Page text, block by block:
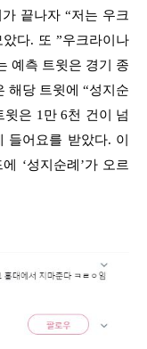
끝나자 “저는 우크
다. 또 ”우크라이나
예측 트윗은 경기 종
해당 트윗에 “성지순
은 1만 6천 건이 넘
들어요를 받았다. 이
‘성지순례’가 오르